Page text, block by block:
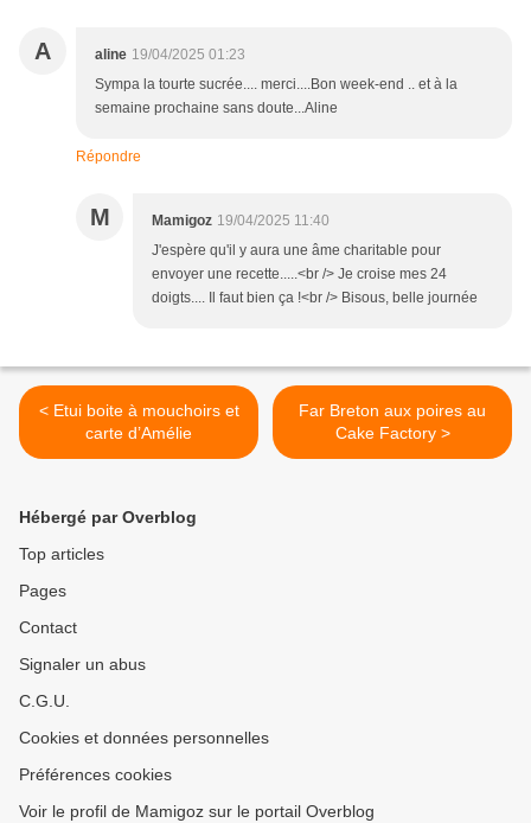
A aline 19/04/2025 01:23
Sympa la tourte sucrée.... merci....Bon week-end .. et à la
semaine prochaine sans doute...Aline
Répondre
M Mamigoz 19/04/2025 11:40
J'espère qu'il y aura une âme charitable pour
envoyer une recette.....<br /> Je croise mes 24
doigts.... Il faut bien ça !<br /> Bisous, belle journée
< Etui boite à mouchoirs et
carte d’Amélie
Far Breton aux poires au
Cake Factory >
Hébergé par Overblog
Top articles
Pages
Contact
Signaler un abus
C.G.U.
Cookies et données personnelles
Préférences cookies
Voir le profil de Mamigoz sur le portail Overblog